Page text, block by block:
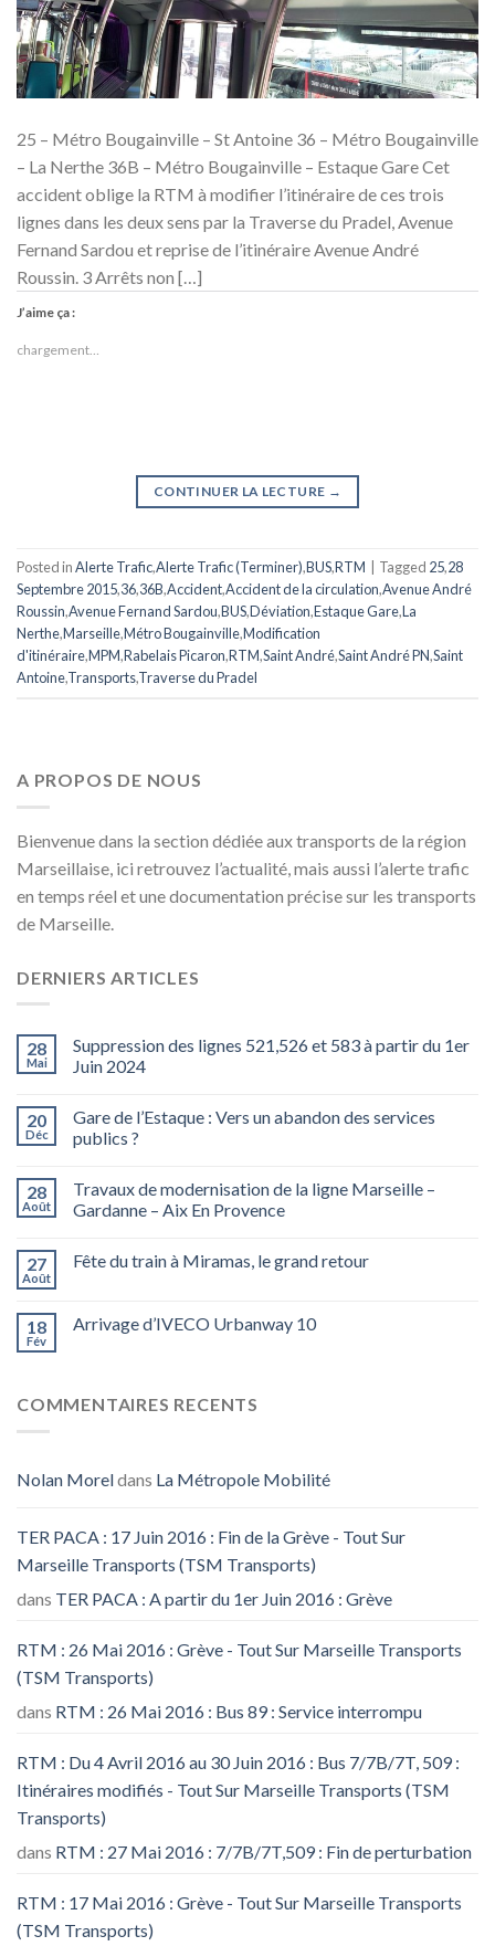
25 – Métro Bougainville – St Antoine 36 – Métro Bougainville
– La Nerthe 36B – Métro Bougainville – Estaque Gare Cet
accident oblige la RTM à modifier l’itinéraire de ces trois
lignes dans les deux sens par la Traverse du Pradel, Avenue
Fernand Sardou et reprise de l’itinéraire Avenue André
Roussin. 3 Arrêts non […]
J’aime ça :
chargement…
CONTINUER LA LECTURE →
Posted inAlerte Trafic,Alerte Trafic (Terminer),BUS,RTM Tagged 25,28
Septembre 2015,36,36B,Accident,Accident de la circulation,Avenue André
Roussin,Avenue Fernand Sardou,BUS,Déviation,Estaque Gare,La
Nerthe,Marseille,Métro Bougainville,Modification
d'itinéraire,MPM,Rabelais Picaron,RTM,Saint André,Saint André PN,Saint
Antoine,Transports,Traverse du Pradel
A PROPOS DE NOUS
Bienvenue dans la section dédiée aux transports de la région
Marseillaise, ici retrouvez l’actualité, mais aussi l’alerte trafic
en temps réel et une documentation précise sur les transports
de Marseille.
DERNIERS ARTICLES
28
Mai
Suppression des lignes 521,526 et 583 à partir du 1er
Juin 2024
20
Déc
Gare de l’Estaque : Vers un abandon des services
publics ?
28
Août
Travaux de modernisation de la ligne Marseille –
Gardanne – Aix En Provence
27
Août
Fête du train à Miramas, le grand retour
18
Fév
Arrivage d’IVECO Urbanway 10
COMMENTAIRES RECENTS
Nolan Moreldans La Métropole Mobilité
TER PACA : 17 Juin 2016 : Fin de la Grève - Tout Sur
Marseille Transports (TSM Transports)
dans TER PACA : A partir du 1er Juin 2016 : Grève
RTM : 26 Mai 2016 : Grève - Tout Sur Marseille Transports
(TSM Transports)
dans RTM : 26 Mai 2016 : Bus 89 : Service interrompu
RTM : Du 4 Avril 2016 au 30 Juin 2016 : Bus 7/7B/7T, 509 :
Itinéraires modifiés - Tout Sur Marseille Transports (TSM
Transports)
dans RTM : 27 Mai 2016 : 7/7B/7T,509 : Fin de perturbation
RTM : 17 Mai 2016 : Grève - Tout Sur Marseille Transports
(TSM Transports)